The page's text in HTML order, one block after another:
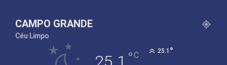
CAMPO GRANDE
Céu Limpo
°C 25.1 °